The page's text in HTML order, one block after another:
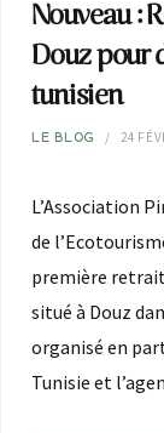
Nouveau :
Douz pour
tunisien
LE BLOG 24
L’Association
de
première
situé à Douz
organisé en
Tunisie et